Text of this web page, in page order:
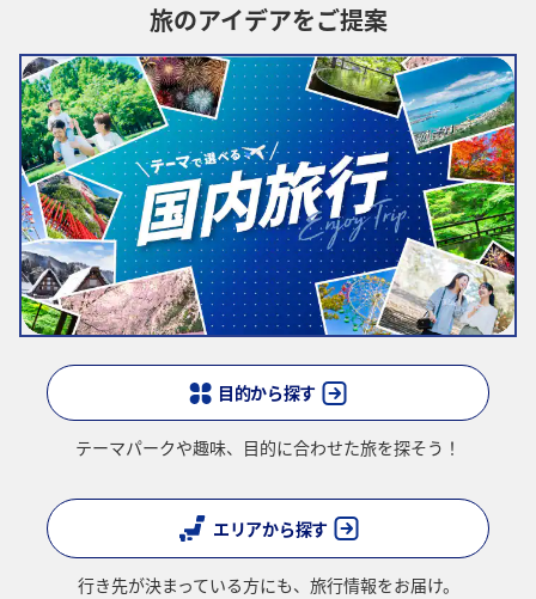
プロモーションコードについて
・表示金額は選択いただいた条件でのもっともおトクな運賃となりま
す。
・表示金額と空席状況は最新ではない場合があります。[検索する]ボタ
ンより最新の空席照会結果をご確認ください。
・「＊」は現在金額が確認できない都市・日付となります。空席照会
結果画面にて最新の情報をご確認ください。
・表示金額には、運賃、燃油特別付加運賃、航空保険特別料金、その
他の各種税金、料金などが含まれます。発券時に再計算するため、変
動する可能性があります。
表示される場合があります。
・ANA独自の相互利用可能空港(福岡/北九州/佐賀、広島/岩国)は2026
年5月18日をもちまして終了となります。
旅のアイデアをご提案
目的から探す
テーマパークや趣味、 目的に合わせた旅を探そう！
エリアから探す
行き先が決まっている方にも、 旅行情報をお届け。